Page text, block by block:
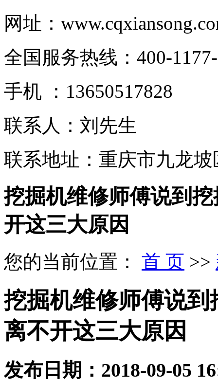
网址：
全国服务热线： 400-
手机 ：13650517828
联系人：刘先生
联系地址：重庆市九龙
挖掘机维修师傅说到
开这三大原因
您的当前位置： 首 页 >>
挖掘机维修师傅说
离不开这三大原因
发布日期： 2018-09-05